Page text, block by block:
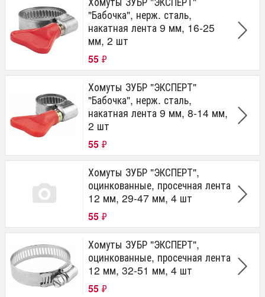
"Бабочка", нерж. сталь,
накатная лента 9 мм, 16-25
мм, 2 шт
55 ₽
Хомуты ЗУБР "ЭКСПЕРТ"
"Бабочка", нерж. сталь,
накатная лента 9 мм, 8-14 мм,
2 шт
55 ₽
Хомуты ЗУБР "ЭКСПЕРТ",
оцинкованные, просечная лента
12 мм, 29-47 мм, 4 шт
55 ₽
Хомуты ЗУБР "ЭКСПЕРТ",
оцинкованные, просечная лента
12 мм, 32-51 мм, 4 шт
55 ₽